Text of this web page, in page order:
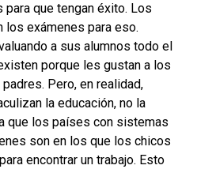
que tengan éxito. Los
exámenes para eso.
a sus alumnos todo el
porque les gustan a los
Pero, en realidad,
la educación, no la
que los países con sistemas
son en los que los chicos
encontrar un trabajo. Esto